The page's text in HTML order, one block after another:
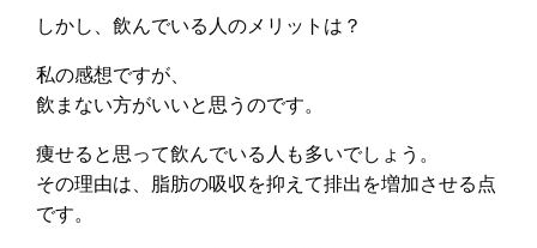
しかし、飲んでいる人のメリットは？
私の感想ですが、
飲まない方がいいと思うのです。
痩せると思って飲んでいる人も多いでしょう。
その理由は、脂肪の吸収を抑えて排出を増加させる点
です。